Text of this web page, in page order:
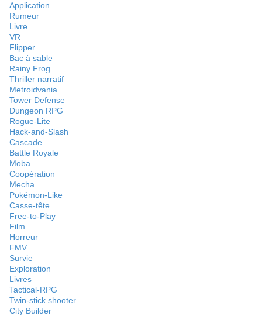
Application
Rumeur
Livre
VR
Flipper
Bac à sable
Rainy Frog
Thriller narratif
Metroidvania
Tower Defense
Dungeon RPG
Rogue-Lite
Hack-and-Slash
Cascade
Battle Royale
Moba
Coopération
Mecha
Pokémon-Like
Casse-tête
Free-to-Play
Film
Horreur
FMV
Survie
Exploration
Livres
Tactical-RPG
Twin-stick shooter
City Builder